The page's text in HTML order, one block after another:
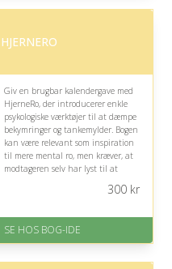
Fremragende Trustpilot rating
HJERNERO
Giv en brugbar kalendergave med
HjerneRo, der introducerer enkle
psykologiske værktøjer til at dæmpe
bekymringer og tankemylder. Bogen
kan være relevant som inspiration
til mere mental ro, men kræver, at
modtageren selv har lyst til at
forventet leveringstid
Fremragende Trustpilot rating
300kr
SE HOS BOG-IDE